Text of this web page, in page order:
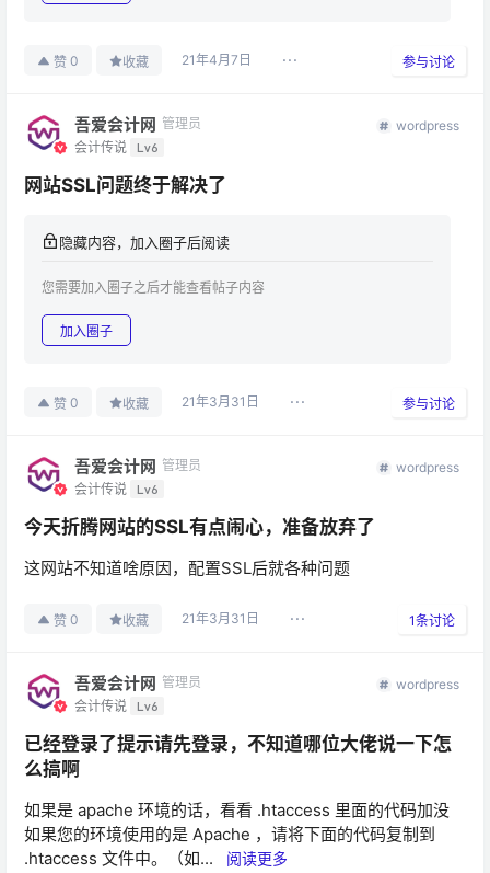
赞 0 收藏 21年4月7日 参与讨论
吾爱会计网 管理员
会计传说 Lv6
wordpress
网站SSL问题终于解决了
隐藏内容，加入圈子后阅读
您需要加入圈子之后才能查看帖子内容
加入圈子
赞 0 收藏 21年3月31日 参与讨论
吾爱会计网 管理员
会计传说 Lv6
wordpress
今天折腾网站的SSL有点闹心，准备放弃了
这网站不知道啥原因，配置SSL后就各种问题
赞 0 收藏 21年3月31日 1条讨论
吾爱会计网 管理员
会计传说 Lv6
wordpress
已经登录了提示请先登录，不知道哪位大佬说一下怎
么搞啊
如果是 apache 环境的话，看看 .htaccess 里面的代码加没
如果您的环境使用的是 Apache ，请将下面的代码复制到
.htaccess 文件中。（如...
阅读更多